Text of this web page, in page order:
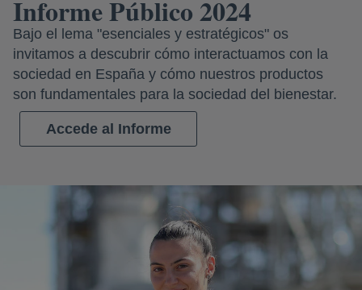
Informe Público 2024
Bajo el lema "esenciales y estratégicos" os
invitamos a descubrir cómo interactuamos con la
sociedad en España y cómo nuestros productos
son fundamentales para la sociedad del bienestar.
Accede al Informe